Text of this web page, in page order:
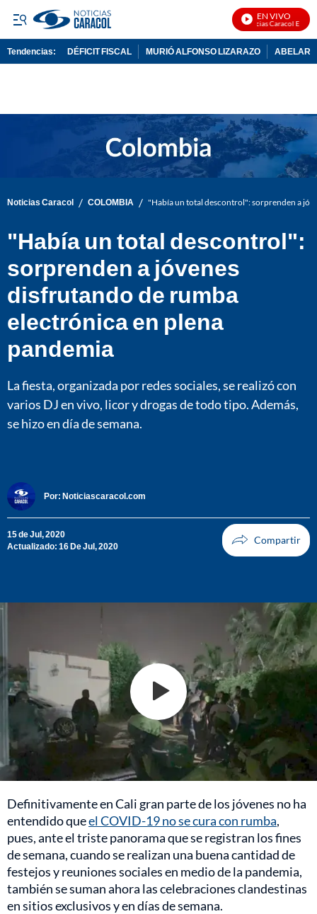
EN VIVO
Noticias Caracol En Vivo
Tendencias: DÉFICIT FISCAL MURIÓ ALFONSO LIZARAZO
Noticias Caracol / COLOMBIA / "Había un total descontrol": sorprenden a
"Había un total descontrol":
sorprenden a jóvenes
disfrutando de rumba
electrónica en plena
pandemia
La fiesta, organizada por redes sociales, se realizó con
varios DJ en vivo, licor y drogas de todo tipo. Además,
se hizo en día de semana.
Por: Noticiascaracol.com
15 de Jul, 2020
Actualizado: 16 De Jul, 2020
Definitivamente en Cali gran parte de los jóvenes no ha
entendido queel COVID-19 no se cura con rumba,
pues, ante el triste panorama que se registran los fines
de semana, cuando se realizan una buena cantidad de
festejos y reuniones sociales en medio de la pandemia,
también se suman ahora las celebraciones clandestinas
en sitios exclusivos y en días de semana.